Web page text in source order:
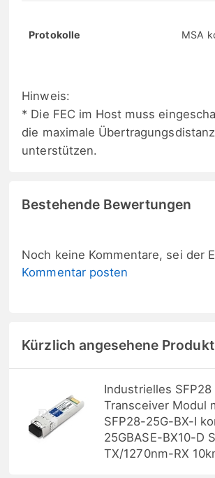
Protokolle MSA
Hinweis:
* Die FEC im Host muss
die maximale
unterstützen.
Bestehende Bewertungen
Noch keine Kommentare, sei der
Kommentar posten
Kürzlich angesehene
Industrielles SFP28
Transceiver Modul
SFP28-25G-BX-I
25GBASE-BX10-D
TX/1270nm-RX